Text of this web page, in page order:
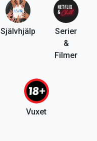
Självhjälp
Serier
&
Filmer
Vuxet